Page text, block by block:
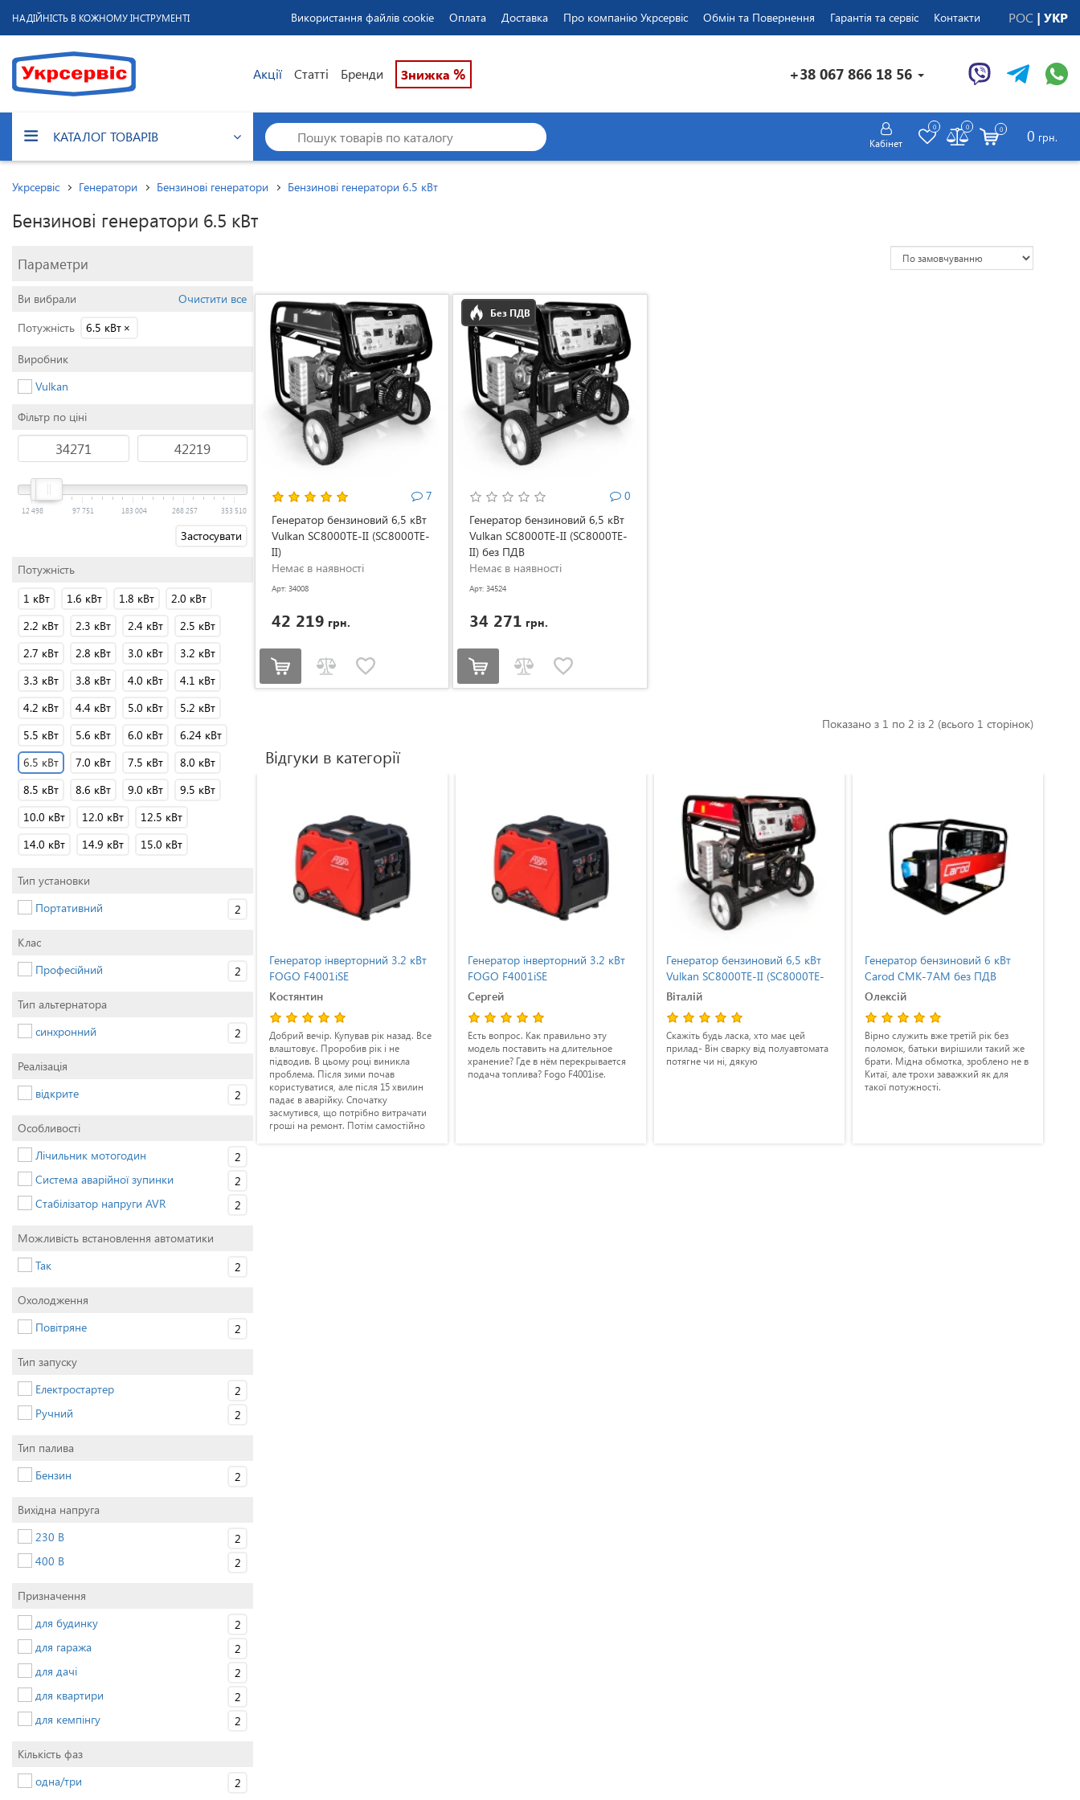
НАДІЙНІСТЬ В КОЖНОМУ ІНСТРУМЕНТІ Використання файлів cookie Оплата Доставка Про компанію Укрсервіс Обмін та Повернення Гарантія та сервіс Контакти РОС УКР
Акції Статті Бренди Знижка % +38 067 866 18 56
КАТАЛОГ ТОВАРІВ Кабінет
0 0 0 0 грн.
Укрсервіс Генератори Бензинові генератори Бензинові генератори 6.5 кВт
Бензинові генератори 6.5 кВт
Параметри
Ви вибрали
Очистити все
Потужність
6.5 кВт ×
Виробник
Vulkan
Фільтр по ціні
12 498 97 751 183 004 268 257 353 510
Застосувати
Потужність
1 кВт
1.6 кВт 1.8 кВт
2.0 кВт
2.2 кВт
2.3 кВт 2.4 кВт
2.5 кВт
2.7 кВт
2.8 кВт 3.0 кВт
3.2 кВт
3.3 кВт
3.8 кВт 4.0 кВт
4.1 кВт
4.2 кВт
4.4 кВт 5.0 кВт
5.2 кВт
5.5 кВт
5.6 кВт 6.0 кВт
6.24 кВт
6.5 кВт
7.0 кВт 7.5 кВт
8.0 кВт
8.5 кВт
8.6 кВт 9.0 кВт
9.5 кВт
10.0 кВт
12.0 кВт
12.5 кВт
14.0 кВт
14.9 кВт 15.0 кВт
Тип установки
Портативний
2
Клас
Професійний
2
Тип альтернатора
синхронний
2
Реалізація
відкрите
2
Особливості
Лічильник мотогодин
2
Система аварійної зупинки
2
Стабілізатор напруги AVR
2
Можливість встановлення автоматики
Так
2
Охолодження
Повітряне
2
Тип запуску
Електростартер
2
Ручний
2
Тип палива
Бензин
2
Вихідна напруга
230 В
2
400 В
2
Призначення
для будинку
2
для гаража
2
для дачі
2
для квартири
2
для кемпінгу
2
Кількість фаз
одна/три
2
7
Генератор бензиновий 6,5 кВт
Vulkan SC8000TE-II (SC8000TE-
II)
Немає в наявності
Арт: 34008
42 219 грн.
Без ПДВ
0
Генератор бензиновий 6,5 кВт
Vulkan SC8000TE-II (SC8000TE-
II) без ПДВ
Немає в наявності
Арт: 34524
34 271 грн.
Показано з 1 по 2 із 2 (всього 1 сторінок)
Відгуки в категорії
FOGO F4001iSE
Підскажіть будь ласка який
Генератор інверторний 3.2 кВт
FOGO F4001iSE
Костянтин
Добрий вечір. Купував рік назад. Все
влаштовує. Проробив рік і не
підводив. В цьому році виникла
проблема. Після зими почав
користуватися, але після 15 хвилин
падає в аварійку. Спочатку
засмутився, що потрібно витрачати
гроші на ремонт. Потім самостійно
Генератор інверторний 3.2 кВт
FOGO F4001iSE
Сергей
Есть вопрос. Как правильно эту
модель поставить на длительное
хранение? Где в нём перекрывается
подача топлива? Fogo F4001ise.
Генератор бензиновий 6,5 кВт
Vulkan SC8000TE-II (SC8000TE-
II)
Віталій
Скажіть будь ласка, хто має цей
прилад- Він сварку від полуавтомата
потягне чи ні, дякую
Генератор бензиновий 6 кВт
Carod CMK-7AM без ПДВ
Олексій
Вірно служить вже третій рік без
поломок, батьки вирішили такий же
брати. Мідна обмотка, зроблено не в
Китаї, але трохи заважкий як для
такої потужності.